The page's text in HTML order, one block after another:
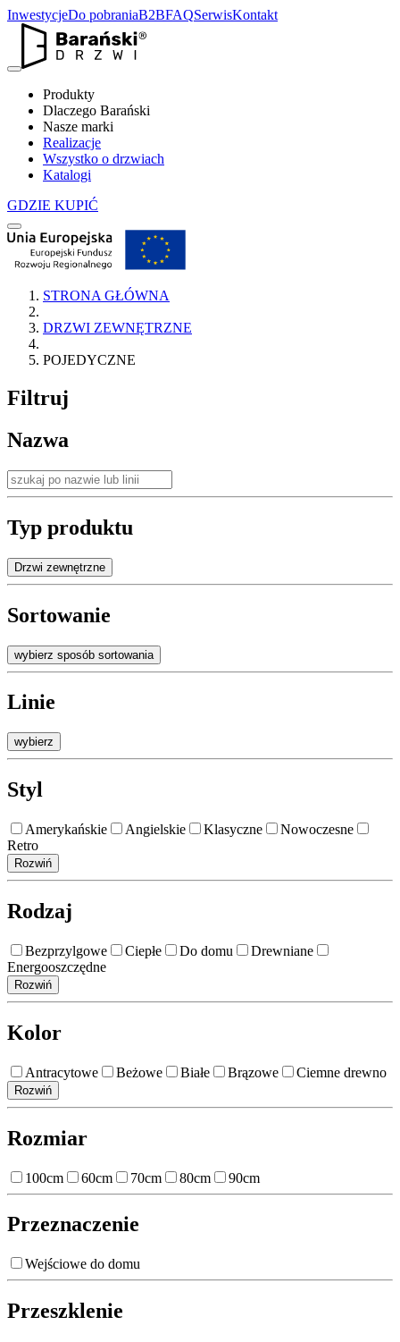
InwestycjeDo pobraniaB2BFAQSerwisKontakt
Produkty
Dlaczego Barański
Nasze marki
Realizacje
Wszystko o drzwiach
Katalogi
GDZIE KUPIĆ
STRONA GŁÓWNA
DRZWI ZEWNĘTRZNE
POJEDYCZNE
Filtruj
Nazwa
Typ produktu
Drzwi zewnętrzne
Sortowanie
wybierz sposób sortowania
Linie
wybierz
Styl
Amerykańskie Angielskie Klasyczne
Nowoczesne
Retro
Rozwiń
Rodzaj
Bezprzylgowe Ciepłe Do domu
Drewniane
Energooszczędne
Rozwiń
Kolor
Antracytowe Beżowe Białe Brązowe Ciemne drewno
Rozwiń
Rozmiar
100cm 60cm 70cm 80cm 90cm
Przeznaczenie
Wejściowe do domu
Przeszklenie